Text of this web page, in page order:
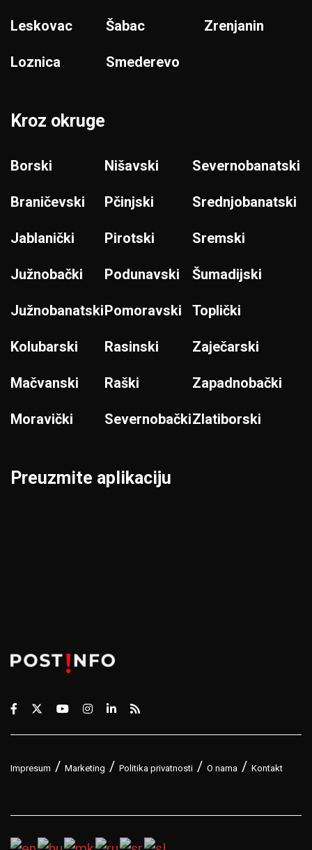
Leskovac
Loznica
Šabac
Smederevo
Zrenjanin
Kroz okruge
Borski
Braničevski
Jablanički
Južnobački
Južnobanatski
Kolubarski
Mačvanski
Moravički
Nišavski
Pčinjski
Pirotski
Podunavski
Pomoravski
Rasinski
Raški
Severnobački
Severnobanatski
Srednjobanatski
Sremski
Šumadijski
Toplički
Zaječarski
Zapadnobački
Zlatiborski
Preuzmite aplikaciju
Impresum Marketing Politika privatnosti O nama Kontakt